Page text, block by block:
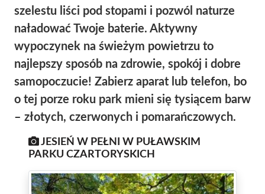
szelestu liści pod stopami i pozwól naturze
naładować Twoje baterie. Aktywny
wypoczynek na świeżym powietrzu to
najlepszy sposób na zdrowie, spokój i dobre
samopoczucie! Zabierz aparat lub telefon, bo
o tej porze roku park mieni się tysiącem barw
– złotych, czerwonych i pomarańczowych.
JESIEŃ W PEŁNI W PUŁAWSKIM
PARKU CZARTORYSKICH